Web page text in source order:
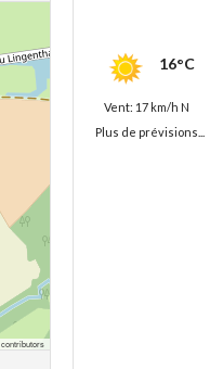
contributors
16°C
Vent: 17 km/h N
Plus de prévisions...